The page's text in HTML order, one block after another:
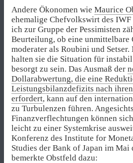
Andere Ökonomen wie Maurice
ehemalige Chefvolkswirt des IWF
ich zur Gruppe der Pessimisten
Beurteilung, ob eine unmittelbare
moderater als Roubini und
halten sie die Situation für
besorgt zu sein. Das Ausmaß der
Dollarabwertung, die eine
Leistungsbilanzdefizits nach
erfordert, kann auf den
zu Turbulenzen führen.
Finanzverflechtungen können
leicht zu einer Systemkrise
Konferenz des Institute for
Studies der Bank of Japan im Mai
bemerkte Obstfeld dazu: